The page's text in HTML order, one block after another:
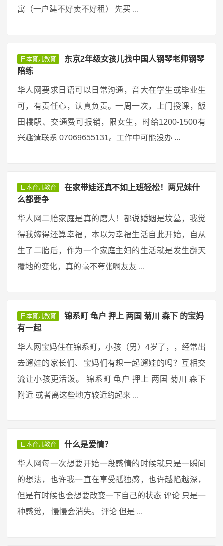
寓（一户建不好卖不好租） 先买 ...
日本育儿教育
东京2年级女孩儿找中国人钢琴老师钢琴
陪练
华人网要求日语可以日常沟通，音大在学生或毕业生
可，有责任心，认真负责。一周一次，上门授课，飯
田橋駅、交通费可报销，限女生，时给1200-1500有
兴趣请联系 07069655131。工作中可能没办 ...
日本育儿教育
在家带娃还真不如上班轻松！两兄妹什
么都要争
华人网二胎家庭是真的磨人！都说婚姻是坟墓，我觉
得我嫁得还算幸福，本以为幸福生活自此开始，自从
生了二胎后，作为一个家庭主妇的生活就是发生翻天
覆地的变化，真的毫不夸张啊友友 ...
日本育儿教育
锦系町 龟户 押上 两国 菊川 森下 的宝妈
有一起
华人网宝妈住在锦系町，小孩（男）4岁了，，经常出
去遛娃的家长们、宝妈们有想一起遛娃的吗？互相交
流让小孩更活泼。 锦系町 龟户 押上 两国 菊川 森下
附近 或者离这些地方较近约起来 ...
日本育儿教育 什么是爱情？
华人网每一次想要开始一段感情的时候就只是一瞬间
的想法，也许我一直在享受孤独感，也许越陷越深，
但是有时候也会想要改变一下自己的状态 评论 只是一
种感觉， 慢慢会消失。 评论 但是 ...